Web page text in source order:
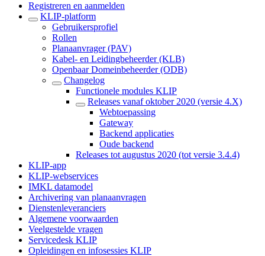
Registreren en aanmelden
KLIP-platform
Gebruikersprofiel
Rollen
Planaanvrager (PAV)
Kabel- en Leidingbeheerder (KLB)
Openbaar Domeinbeheerder (ODB)
Changelog
Functionele modules KLIP
Releases vanaf oktober 2020 (versie 4.X)
Webtoepassing
Gateway
Backend applicaties
Oude backend
Releases tot augustus 2020 (tot versie 3.4.4)
KLIP-app
KLIP-webservices
IMKL datamodel
Archivering van planaanvragen
Dienstenleveranciers
Algemene voorwaarden
Veelgestelde vragen
Servicedesk KLIP
Opleidingen en infosessies KLIP